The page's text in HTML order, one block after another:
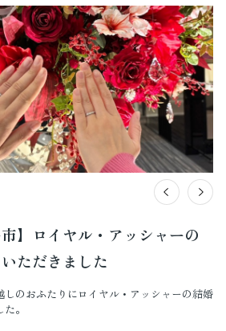
市】ロイヤル・アッシャーの
ただきました
のおふたりにロイヤル・アッシャーの結婚
。